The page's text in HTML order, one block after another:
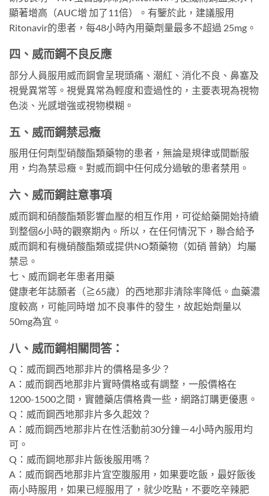
顯著增高（AUC增 加了11倍）。有鑒於此，建議服用
Ritonavir的患者，每48小時內用藥劑量最多不超過 25mg。
四、威而鋼不良反應
部分人員服用威而鋼會呈現頭痛、潮紅、消化不良、鼻塞及
視覺異常等。視覺異常為輕度和壹過性的，主要表現為視物
色淡、光感增強或視物模糊。
五、威而鋼禁忌癥
服用任何劑型硝酸酯類藥物的患者，無論是規律或間斷服
用，均為禁忌癥。對威而鋼中任何成分過敏的患者禁用。
六、威而鋼註意事項
威而鋼和硝酸酯類影響血壓的相互作用，可從給藥開始持續
到整個6小時的觀察期內。所以，在任何情況下，聯合給予
威而鋼和有機硝酸酯類或提供NO類藥物（如硝 普鈉）均屬
禁忌。
七、威而鋼老年患者用藥
健康老年誌願者（≧65歲）的西地那非清除率降低。血藥濃
度較高，可能同時增 加不良事件的發生，故起始劑量以
50mg為宜。
八、威而鋼相關問答：
Q：威而鋼西地那非片的價格是多少？
A：威而鋼西地那非片實時價格或有調整，一般價格在
1200-1500之間，實體藥店價格貴一些，網路訂購更優惠。
Q：威而鋼西地那非片多久起效？
A：威而鋼西地那非片在性活動前30分鐘－4小時內服用均
可。
Q：威而鋼地那非片飯後服用嗎？
A：威而鋼西地那非片宜空腹服用，如果要吃飯，最好飯後
兩小時服用，如果已經服用了，就少吃點，不要吃辛辣肥